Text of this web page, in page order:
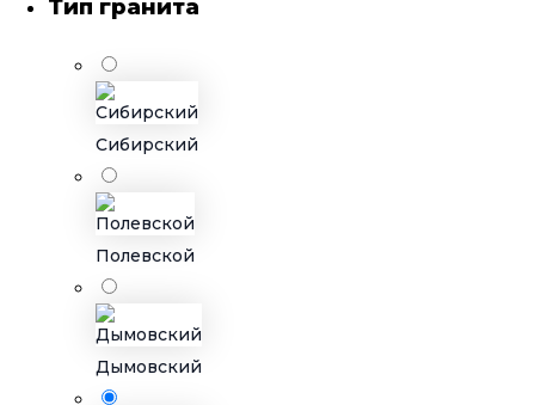
Тип гранита
Дымовский
Полевской
Сибирский